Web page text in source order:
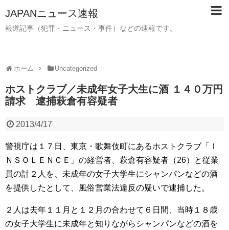
JAPANニュース速報
報道記事（犯罪・ニュース・事件）などの速報です。
ホーム Uncategorized
ホストクラブ／未成年女子大生に酒 １４０万円
請求 逮捕萩倉有容疑者
2013/4/17
警視庁は１７日、東京・歌舞伎町にあるホストクラブ「Ｉ
ＮＳＯＬＥＮＣＥ」の経営者、萩倉有容疑者（26）と従業
員の計２人を、未成年の女子大学生にシャンパンなどの酒
を提供したとして、風俗営業法違反の疑いで逮捕した。
２人は去年１１月と１２月の合わせて６日間、当時１８歳
の女子大学生に未成年と知りながらシャンパンなどの酒を